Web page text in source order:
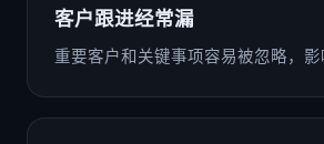
客户跟进经常漏
重要客户和关键事项容易被忽略，影